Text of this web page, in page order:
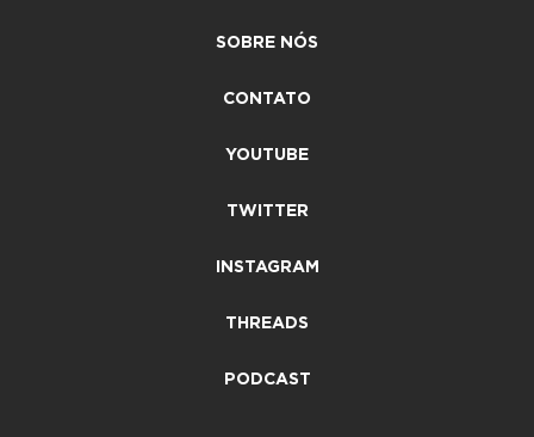
SOBRE NÓS
CONTATO
YOUTUBE
TWITTER
INSTAGRAM
THREADS
PODCAST